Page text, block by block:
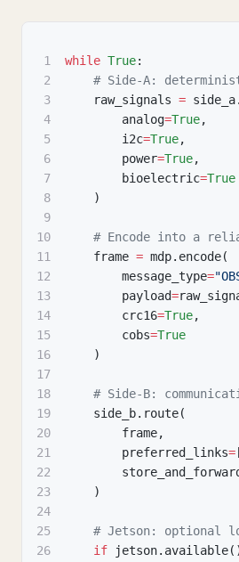
1 while True:
2
# Side-A:
3
    raw_signals
= side_a.
4
        analog
=True,
5
        i2c
=True,
6
        power
=True,
7
        bioelectric
=True
8
)
9
10
# Encode into a
11
    frame
= mdp. encode(
12
        message_type
=
13
        payload
=
14
        crc16
=True,
15
        cobs
=True
16
)
17
18
# Side-B:
19
    side_b
. route(
20
        frame
,
21
        preferred_links
=
22
23
)
24
25
# Jetson: optional
26
if jetson. available(